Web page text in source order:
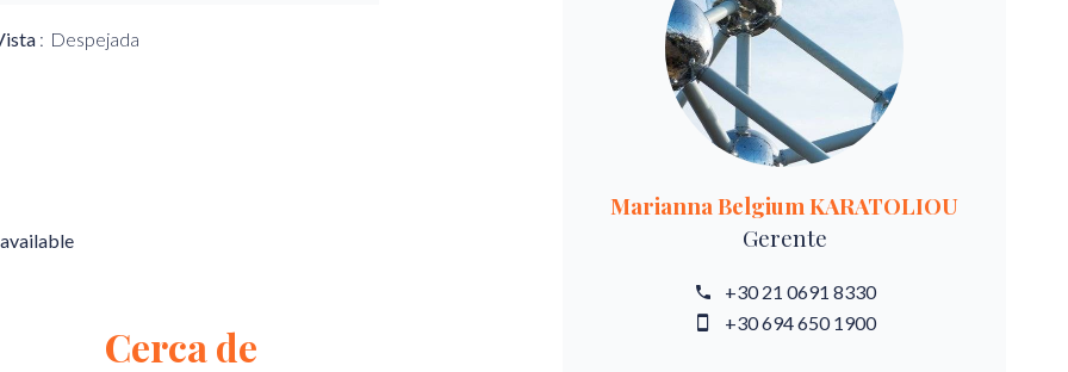
Despejada
Cerca de
Marianna Belgium KARATOLIOU
Gerente
+30 21 0691 8330
+30 694 650 1900